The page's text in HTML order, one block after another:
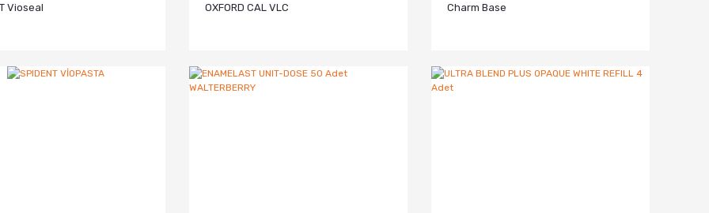
Vioseal OXFORD CAL VLC Charm Base